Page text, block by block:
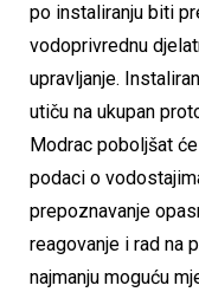
po instaliranju biti
vodoprivrednu
upravljanje.
utiču na ukupan
Modrac poboljšat
podaci o
prepoznavanje
reagovanje i rad na
najmanju moguću